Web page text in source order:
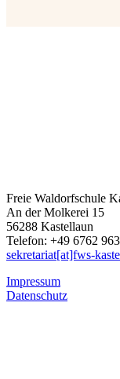
Freie Waldorfschule
An der Molkerei 15
56288 Kastellaun
Telefon: +49 6762
sekretariat[at]fws-
Impressum
Datenschutz